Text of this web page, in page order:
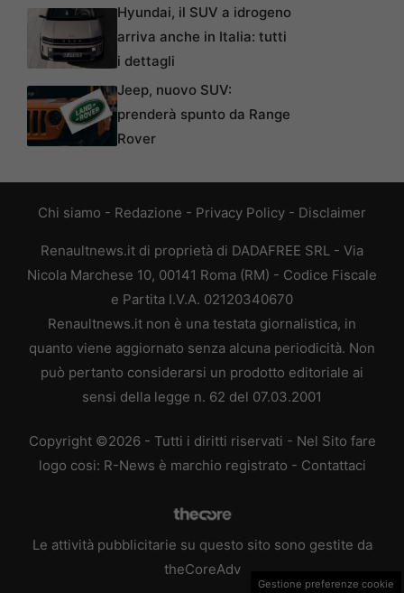
Hyundai, il SUV a idrogeno
arriva anche in Italia: tutti
i dettagli
Jeep, nuovo SUV:
prenderà spunto da Range
Rover
Chi siamo - Redazione - Privacy Policy - Disclaimer
Renaultnews.it di proprietà di DADAFREE SRL - Via
Nicola Marchese 10, 00141 Roma (RM) - Codice Fiscale
e Partita I.V.A. 02120340670
Renaultnews.it non è una testata giornalistica, in
quanto viene aggiornato senza alcuna periodicità. Non
può pertanto considerarsi un prodotto editoriale ai
sensi della legge n. 62 del 07.03.2001
Copyright ©2026 - Tutti i diritti riservati - Nel Sito fare
logo cosi: R-News è marchio registrato - Contattaci
Le attività pubblicitarie su questo sito sono gestite da
theCoreAdv
Gestione preferenze cookie